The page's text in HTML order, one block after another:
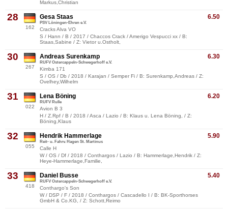
Markus,Christian
28
162
6.50
Gesa Staas
PSV Löningen-Ehren e.V.
Cracks Alva VO
S / Hann / B / 2017 / Chaccos Crack / Amerigo Vespucci xx / B:
Staas,Sabine / Z: Vietor u.Ostholt,
30
267
6.30
Andreas Surenkamp
RUFV Ostercappeln-Schwegerhoff e.V.
Kimba 171
S / OS / Db / 2018 / Karajan / Semper Fi / B: Surenkamp,Andreas / Z:
Ovelhey,Wilhelm
31
022
6.20
Lena Böning
RUFV Rulle
Avion B 3
H / Z.Rpf / B / 2018 / Asca / Lazio / B: Klaus u. Lena Böning, / Z:
Böning,Klaus
32
055
5.90
Hendrik Hammerlage
Reit- u. Fahrv. Hagen St. Martinus
Calle H
W / OS / Df / 2018 / Conthargos / Lazio / B: Hammerlage,Hendrik / Z:
Heye-Hammerlage,Familie,
33
418
5.40
Daniel Busse
RUFV Ostercappeln-Schwegerhoff e.V.
Conthargo's Son
W / DSP / F / 2018 / Conthargos / Cascadello I / B: BK-Sporthorses
GmbH & Co.KG, / Z: Schott,Reimo